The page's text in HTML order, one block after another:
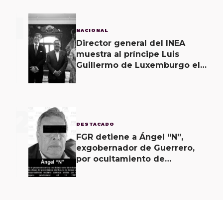
NACIONAL
Director general del INEA
muestra al príncipe Luis
Guillermo de Luxemburgo el
DESTACADO
FGR detiene a Ángel “N”,
exgobernador de Guerrero,
por ocultamiento de